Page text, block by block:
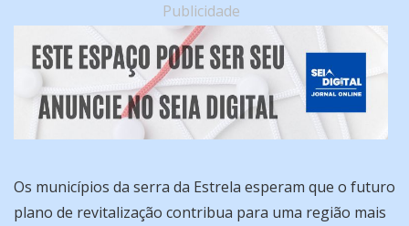
Publicidade
Os municípios da serra da Estrela esperam que o futuro
plano de revitalização contribua para uma região mais